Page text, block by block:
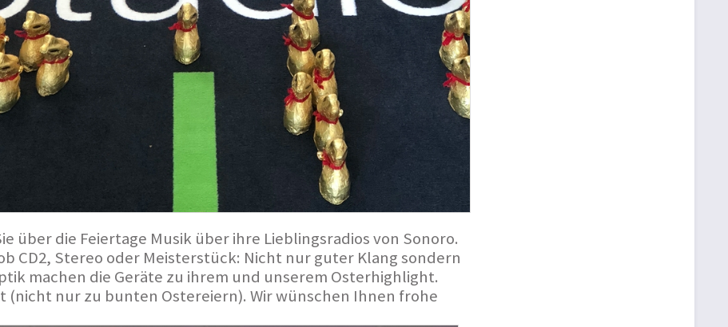
über die Feiertage Musik über ihre Lieblingsradios von Sonoro.
CD2, Stereo oder Meisterstück: Nicht nur guter Klang sondern
machen die Geräte zu ihrem und unserem Osterhighlight.
(nicht nur zu bunten Ostereiern). Wir wünschen Ihnen frohe